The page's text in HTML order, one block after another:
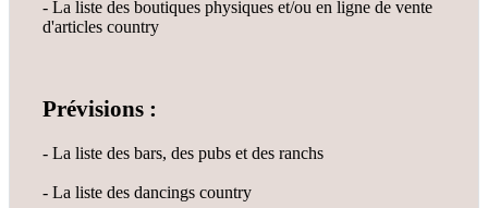
- La liste des boutiques physiques et/ou en ligne de vente
d'articles country
Prévisions :
- La liste des bars, des pubs et des ranchs
- La liste des dancings country